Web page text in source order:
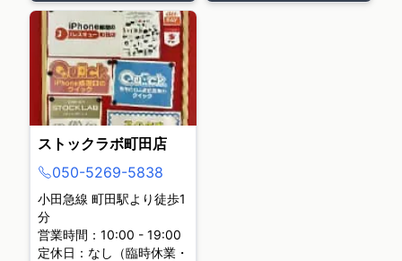
ストックラボ町田店
050-5269-5838
小田急線 町田駅より徒歩1
分
営業時間：10:00 - 19:00
定休日：なし（臨時休業・